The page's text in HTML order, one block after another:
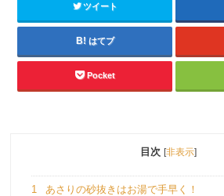
ツイート
はてブ
Pocket
目次 [非表示]
1 あさりの砂抜きはお湯で手早く！